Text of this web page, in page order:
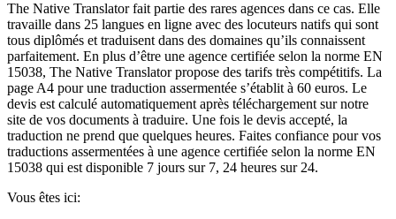
The Native Translator fait partie des rares agences dans ce cas. Elle
travaille dans 25 langues en ligne avec des locuteurs natifs qui sont
tous diplômés et traduisent dans des domaines qu’ils connaissent
parfaitement. En plus d’être une agence certifiée selon la norme EN
15038, The Native Translator propose des tarifs très compétitifs. La
page A4 pour une traduction assermentée s’établit à 60 euros. Le
devis est calculé automatiquement après téléchargement sur notre
site de vos documents à traduire. Une fois le devis accepté, la
traduction ne prend que quelques heures. Faites confiance pour vos
traductions assermentées à une agence certifiée selon la norme EN
15038 qui est disponible 7 jours sur 7, 24 heures sur 24.
Vous êtes ici: